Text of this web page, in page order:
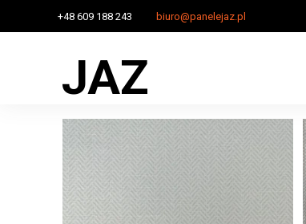
JAZ
+48 609 188 243 biuro@panelejaz.pl